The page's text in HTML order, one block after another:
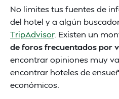
No limites tus fuentes de
del hotel y a algún
TripAdvisor. Existen un
de foros frecuentados por
encontrar opiniones muy
encontrar hoteles de
económicos.